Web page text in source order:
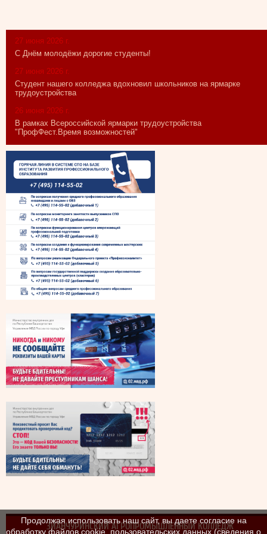
27 июня 2026 г.
С Днём молодёжи дорогие студенты!
27 июня 2026 г.
Студент нашего колледжа вдохновил школьников на ярмарке
трудоустройства
26 июня 2026 г.
В рамках Всероссийской ярмарки трудоустройства
"ПрофФест.Время возможностей"
ЗИАНЧУРИНСКИЙ АГРОПРОМЫШЛЕННЫЙ КОЛЛЕДЖ
Продолжая использовать наш сайт, вы даете согласие на
обработку файлов cookie, пользовательских данных (сведения о